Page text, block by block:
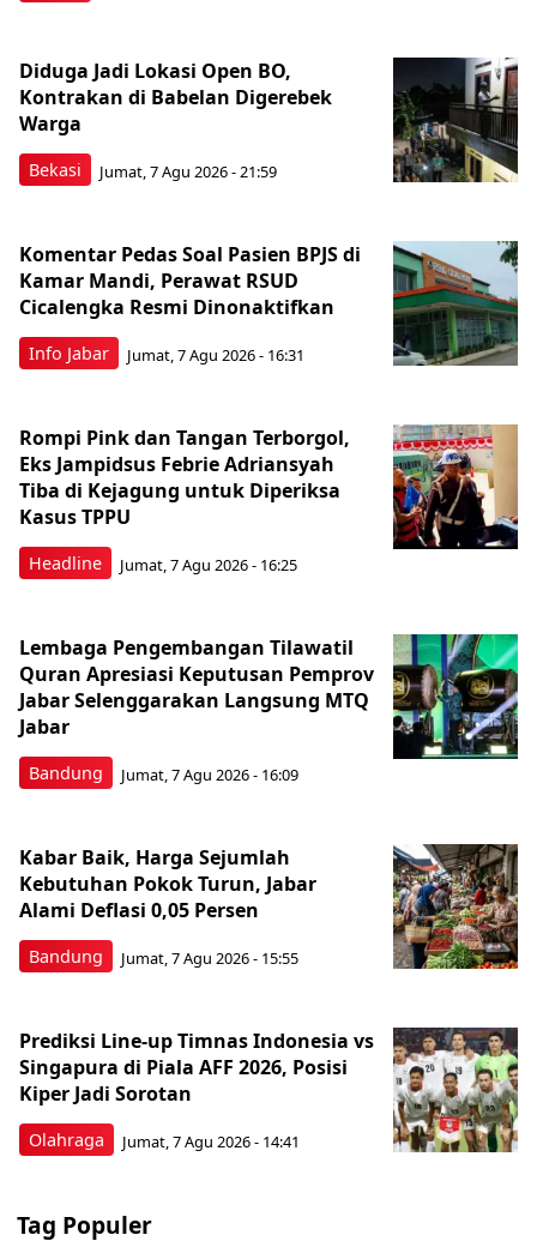
Bekasi
Diduga Jadi Lokasi Open BO,
Kontrakan di Babelan Digerebek
Warga
Jumat, 7 Agu 2026 - 21:59
Info Jabar
Komentar Pedas Soal Pasien BPJS di
Kamar Mandi, Perawat RSUD
Cicalengka Resmi Dinonaktifkan
Jumat, 7 Agu 2026 - 16:31
Headline
Rompi Pink dan Tangan Terborgol,
Eks Jampidsus Febrie Adriansyah
Tiba di Kejagung untuk Diperiksa
Kasus TPPU
Jumat, 7 Agu 2026 - 16:25
Bandung
Lembaga Pengembangan Tilawatil
Quran Apresiasi Keputusan Pemprov
Jabar Selenggarakan Langsung MTQ
Jabar
Jumat, 7 Agu 2026 - 16:09
Bandung
Kabar Baik, Harga Sejumlah
Kebutuhan Pokok Turun, Jabar
Alami Deflasi 0,05 Persen
Jumat, 7 Agu 2026 - 15:55
Olahraga
Prediksi Line-up Timnas Indonesia vs
Singapura di Piala AFF 2026, Posisi
Kiper Jadi Sorotan
Jumat, 7 Agu 2026 - 14:41
Tag Populer